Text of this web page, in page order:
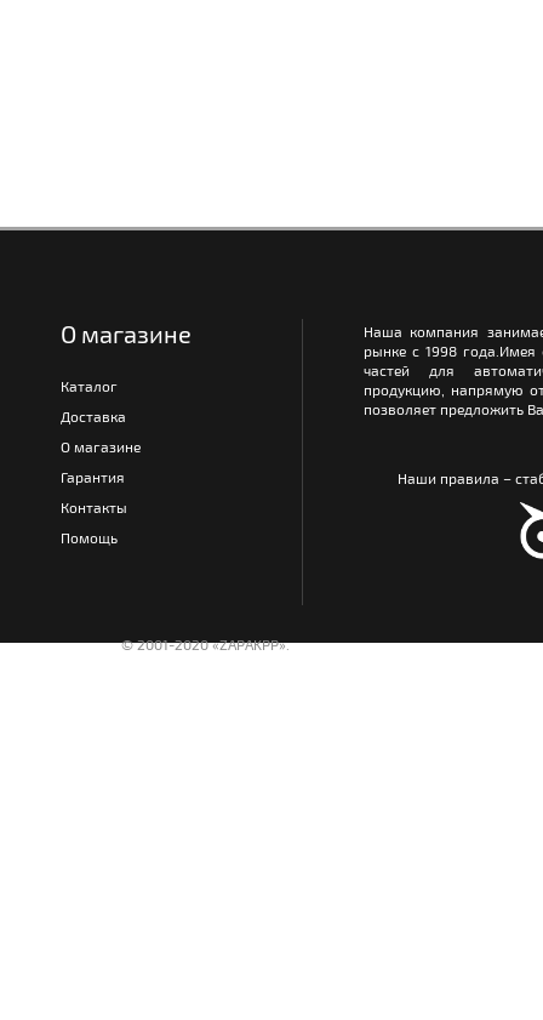
О магазине
Каталог
Доставка
О магазине
Гарантия
Контакты
Помощь
Наша компания
рынке с 1998
частей для
продукцию, напрямую
позволяет предложить
Наши правила –
© 2001-2020 «ZAPAKPP».